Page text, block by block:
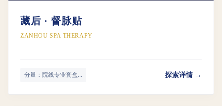
藏后 · 督脉贴
ZANHOU SPA THERAPY
分量：院线专业套盒... 探索详情 →